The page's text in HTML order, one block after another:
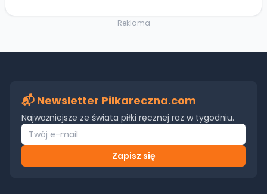
Reklama
📬 Newsletter Pilkareczna.com
Najważniejsze ze świata piłki ręcznej raz w tygodniu.
Zapisz się